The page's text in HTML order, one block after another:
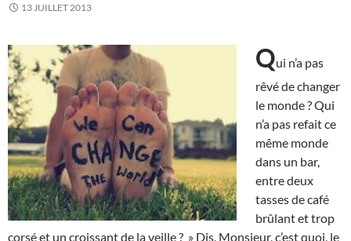
13 JUILLET 2013
Qui n’a pas
rêvé de changer
le monde ? Qui
n’a pas refait ce
même monde
dans un bar,
entre deux
tasses de café
brûlant et trop
corsé et un croissant de la veille ? » Dis, Monsieur, c’est quoi, le